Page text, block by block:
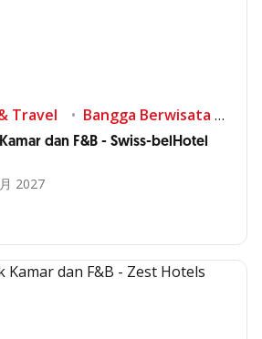
Travel Bangga Berwisata di Indonesia
dan F&B - Swiss-belHotel
2027